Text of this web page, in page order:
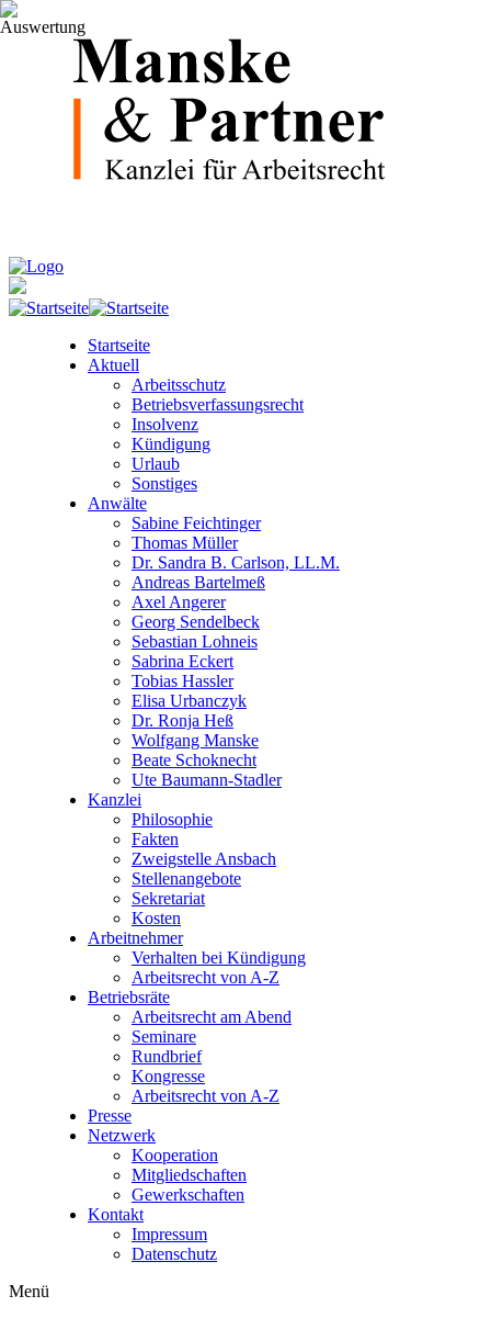
Startseite
Aktuell
Arbeitsschutz
Betriebsverfassungsrecht
Insolvenz
Kündigung
Urlaub
Sonstiges
Anwälte
Sabine Feichtinger
Thomas Müller
Dr. Sandra B. Carlson, LL.M.
Andreas Bartelmeß
Axel Angerer
Georg Sendelbeck
Sebastian Lohneis
Sabrina Eckert
Tobias Hassler
Elisa Urbanczyk
Dr. Ronja Heß
Wolfgang Manske
Beate Schoknecht
Ute Baumann-Stadler
Kanzlei
Philosophie
Fakten
Zweigstelle Ansbach
Stellenangebote
Sekretariat
Kosten
Arbeitnehmer
Verhalten bei Kündigung
Arbeitsrecht von A-Z
Betriebsräte
Arbeitsrecht am Abend
Seminare
Rundbrief
Kongresse
Arbeitsrecht von A-Z
Presse
Netzwerk
Kooperation
Mitgliedschaften
Gewerkschaften
Kontakt
Impressum
Datenschutz
Menü